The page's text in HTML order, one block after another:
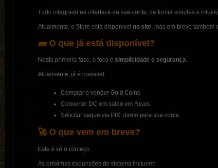
Tudo integrado na interface da sua conta, de forma simples e
Atualmente, o Store está disponível no site , mas em breve também
🧱 O que já está disponível?
Nesta primeira fase, o foco é simplicidade e segurança.
Atualmente, já é possível:
Comprar e vender Gold Coins
Converter DC em saldo em Reais
Solicitar saque via PIX, direto para sua conta
🚀 O que vem em breve?
Este é só o começo.
As próximas expansões do sistema incluem: